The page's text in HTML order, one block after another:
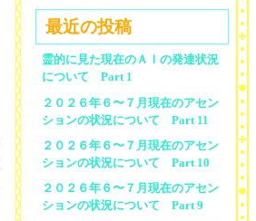
最近の投稿
霊的に見た現在のＡＩの発達状況
について Part 1
２０２６年６〜７月現在のアセン
ションの状況について Part 11
２０２６年６〜７月現在のアセン
ションの状況について Part 10
２０２６年６〜７月現在のアセン
ションの状況について Part 9